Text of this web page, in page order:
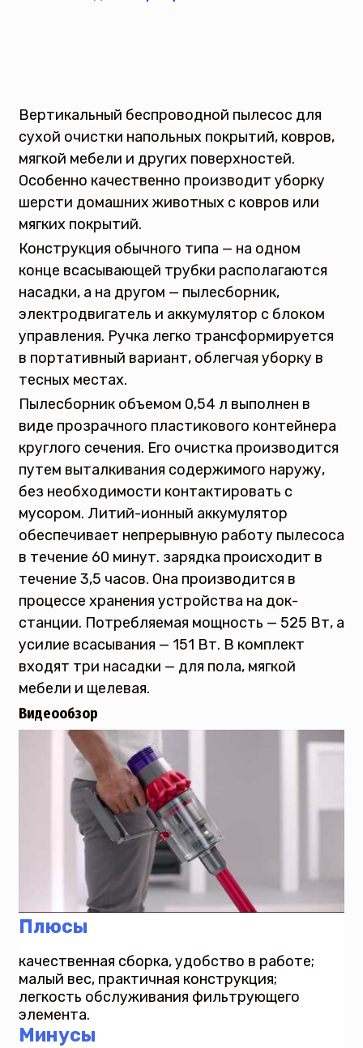
Вертикальный беспроводной пылесос для
сухой очистки напольных покрытий, ковров,
мягкой мебели и других поверхностей.
Особенно качественно производит уборку
шерсти домашних животных с ковров или
мягких покрытий.
Конструкция обычного типа — на одном
конце всасывающей трубки располагаются
насадки, а на другом — пылесборник,
электродвигатель и аккумулятор с блоком
управления. Ручка легко трансформируется
в портативный вариант, облегчая уборку в
тесных местах.
Пылесборник объемом 0,54 л выполнен в
виде прозрачного пластикового контейнера
круглого сечения. Его очистка производится
путем выталкивания содержимого наружу,
без необходимости контактировать с
мусором. Литий-ионный аккумулятор
обеспечивает непрерывную работу пылесоса
в течение 60 минут. зарядка происходит в
течение 3,5 часов. Она производится в
процессе хранения устройства на док-
станции. Потребляемая мощность — 525 Вт, а
усилие всасывания — 151 Вт. В комплект
входят три насадки — для пола, мягкой
мебели и щелевая.
Видеообзор
Плюсы
качественная сборка, удобство в работе;
малый вес, практичная конструкция;
легкость обслуживания фильтрующего
элемента.
Минусы